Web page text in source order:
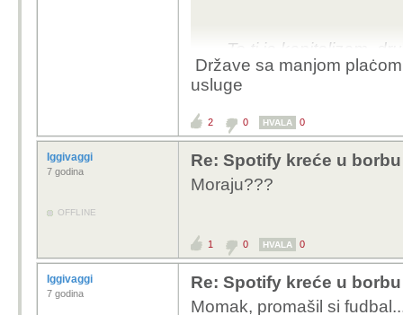
To ti je kapitalizam,
cijena manja.
Države sa manjom
usluge
2 0 HVALA 0
Iggivaggi
7 godina
OFFLINE
Re: Spotify kreće u
Moraju???
1 0 HVALA 0
Iggivaggi
7 godina
Re: Spotify kreće u
Momak, promašil si